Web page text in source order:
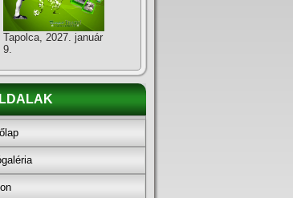
Tapolca, 2027. január
9.